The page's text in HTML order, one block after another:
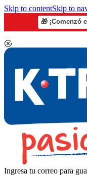
Skip to contentSkip to
🎁 ¡Comenzó
Ingresa tu correo para